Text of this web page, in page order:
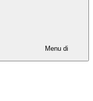
Menu di